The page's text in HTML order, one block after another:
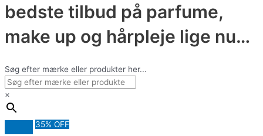
bedste tilbud på parfume,
make up og hårpleje lige nu…
Søg efter mærke eller produkter her...
×
35% OFF